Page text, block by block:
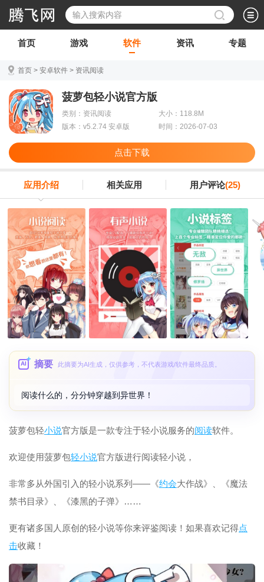
首页 游戏 软件 资讯 专题
首页 > 安卓软件 > 资讯阅读
菠萝包轻小说官方版
类别：资讯阅读
大小：118.8M
版本：v5.2.74 安卓版
时间：2026-07-03
点击下载
应用介绍 相关应用 用户评论(25)
AI 摘要 此摘要为AI生成，仅供参考，不代表游戏/软件最终品质。
阅读什么的，分分钟穿越到异世界！
菠萝包轻小说官方版是一款专注于轻小说服务的阅读软件。
欢迎使用菠萝包轻小说官方版进行阅读轻小说，
非常多从外国引入的轻小说系列——《约会大作战》、《魔法
禁书目录》、《漆黑的子弹》……
更有诸多国人原创的轻小说等你来评鉴阅读！如果喜欢记得点
击收藏！